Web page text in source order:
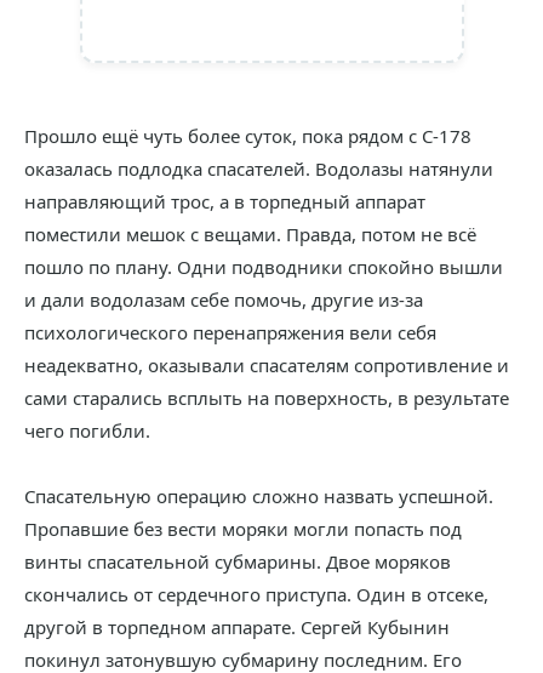
Прошло ещё чуть более суток, пока рядом с С-178
оказалась подлодка спасателей. Водолазы натянули
направляющий трос, а в торпедный аппарат
поместили мешок с вещами. Правда, потом не всё
пошло по плану. Одни подводники спокойно вышли
и дали водолазам себе помочь, другие из-за
психологического перенапряжения вели себя
неадекватно, оказывали спасателям сопротивление и
сами старались всплыть на поверхность, в результате
чего погибли.
Спасательную операцию сложно назвать успешной.
Пропавшие без вести моряки могли попасть под
винты спасательной субмарины. Двое моряков
скончались от сердечного приступа. Один в отсеке,
другой в торпедном аппарате. Сергей Кубынин
покинул затонувшую субмарину последним. Его